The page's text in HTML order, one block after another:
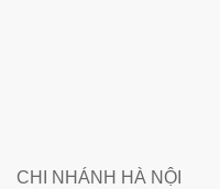
CHI NHÁNH HÀ NỘI